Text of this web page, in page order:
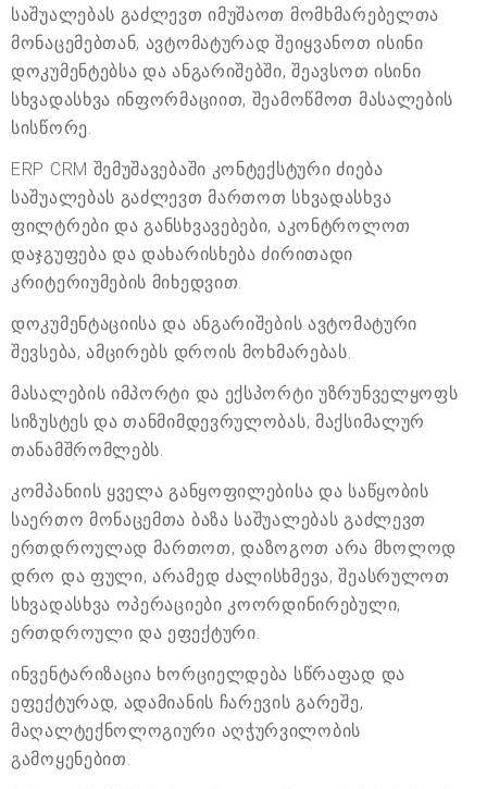
საშუალებას გაძლევთ იმუშაოთ მომხმარებელთა
მონაცემებთან, ავტომატურად შეიყვანოთ ისინი
დოკუმენტებსა და ანგარიშებში, შეავსოთ ისინი
სხვადასხვა ინფორმაციით, შეამოწმოთ მასალების
სისწორე.
ERP CRM შემუშავებაში კონტექსტური ძიება
საშუალებას გაძლევთ მართოთ სხვადასხვა
ფილტრები და განსხვავებები, აკონტროლოთ
დაჯგუფება და დახარისხება ძირითადი
კრიტერიუმების მიხედვით.
დოკუმენტაციისა და ანგარიშების ავტომატური
შევსება, ამცირებს დროის მოხმარებას.
მასალების იმპორტი და ექსპორტი უზრუნველყოფს
სიზუსტეს და თანმიმდევრულობას, მაქსიმალურ
თანამშრომლებს.
კომპანიის ყველა განყოფილებისა და საწყობის
საერთო მონაცემთა ბაზა საშუალებას გაძლევთ
ერთდროულად მართოთ, დაზოგოთ არა მხოლოდ
დრო და ფული, არამედ ძალისხმევა, შეასრულოთ
სხვადასხვა ოპერაციები კოორდინირებული,
ერთდროული და ეფექტური.
ინვენტარიზაცია ხორციელდება სწრაფად და
ეფექტურად, ადამიანის ჩარევის გარეშე,
მაღალტექნოლოგიური აღჭურვილობის
გამოყენებით.